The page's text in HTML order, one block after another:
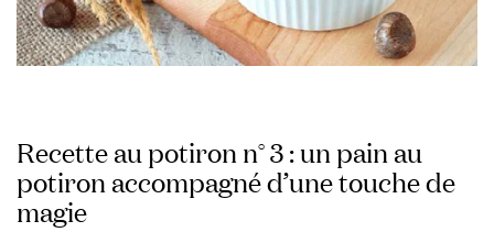
Recette au potiron n° 3 : un pain au
potiron accompagné d’une touche de
magie